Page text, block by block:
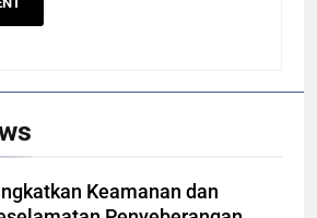
Keamanan dan